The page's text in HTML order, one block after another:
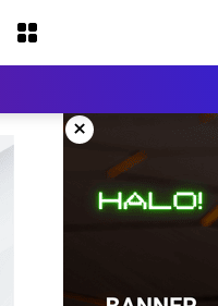
×